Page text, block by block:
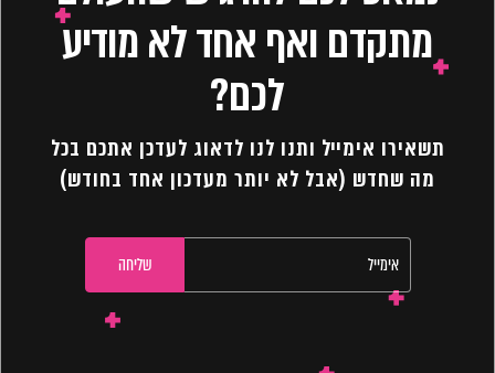
מתקדם ואף אחד לא מודיע
לכם?
תשאירו אימייל ותנו לנו לדאוג לעדכן אתכם בכל
מה שחדש (אבל לא יותר מעדכון אחד בחודש)